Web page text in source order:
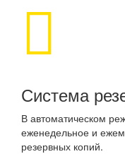
Система
В автоматическом
еженедельное и
резервных копий.